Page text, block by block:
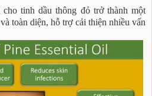
tinh dầu thông đỏ trở thành một
toàn diện, hỗ trợ cải thiện nhiều vấn